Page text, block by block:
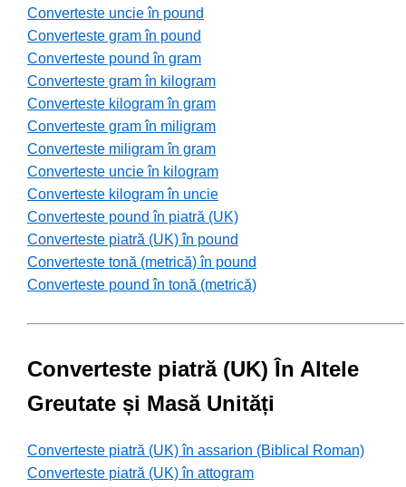
Converteste uncie în pound
Converteste gram în pound
Converteste pound în gram
Converteste gram în kilogram
Converteste kilogram în gram
Converteste gram în miligram
Converteste miligram în gram
Converteste uncie în kilogram
Converteste kilogram în uncie
Converteste pound în piatră (UK)
Converteste piatră (UK) în pound
Converteste tonă (metrică) în pound
Converteste pound în tonă (metrică)
Converteste piatră (UK) În Altele
Greutate și Masă Unități
Converteste piatră (UK) în assarion (Biblical Roman)
Converteste piatră (UK) în attogram